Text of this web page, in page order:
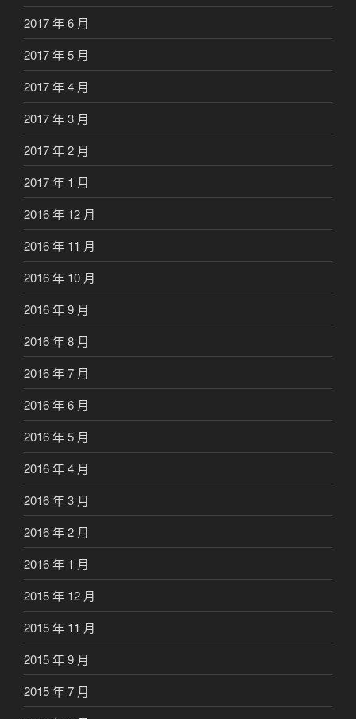
2017 年 6 月
2017 年 5 月
2017 年 4 月
2017 年 3 月
2017 年 2 月
2017 年 1 月
2016 年 12 月
2016 年 11 月
2016 年 10 月
2016 年 9 月
2016 年 8 月
2016 年 7 月
2016 年 6 月
2016 年 5 月
2016 年 4 月
2016 年 3 月
2016 年 2 月
2016 年 1 月
2015 年 12 月
2015 年 11 月
2015 年 9 月
2015 年 7 月